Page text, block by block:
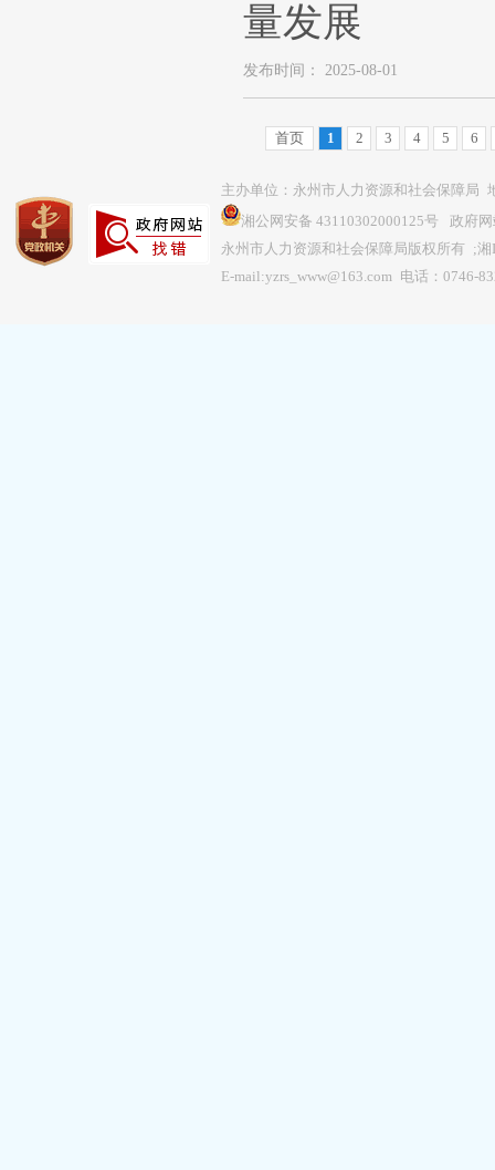
量发展
发布时间： 2025-08-01
首页 1 2 3 4 5 6
主办单位：永州市人力资源和社会保障局
湘公网安备 43110302000125号 政府网
永州市人力资源和社会保障局版权所有 ;湘
E-mail:yzrs_www@163.com 电话：0746-